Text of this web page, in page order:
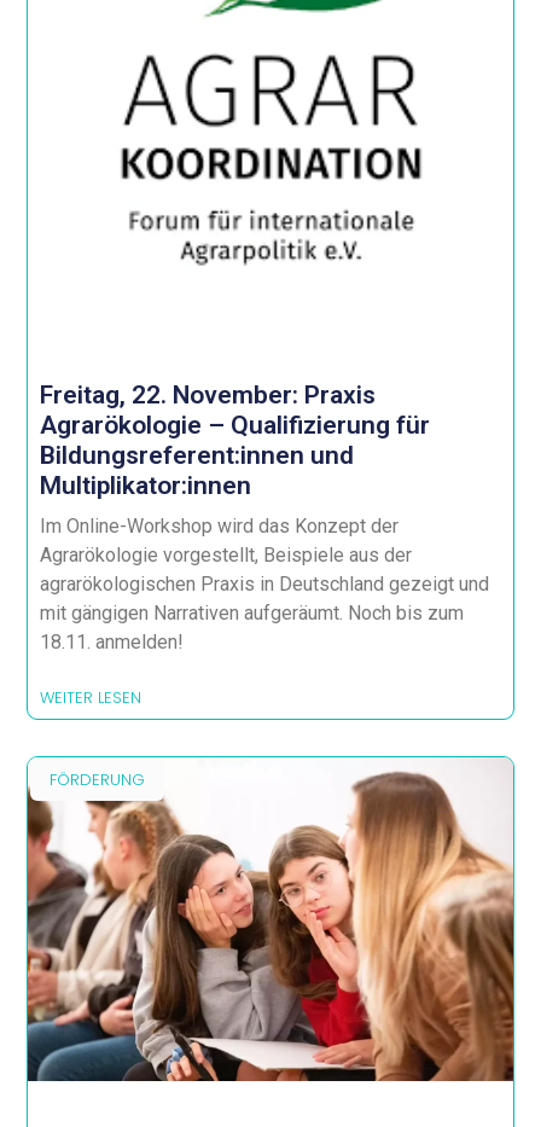
Freitag, 22. November: Praxis
Agrarökologie – Qualifizierung für
Bildungsreferent:innen und
Multiplikator:innen
Im Online-Workshop wird das Konzept der
Agrarökologie vorgestellt, Beispiele aus der
agrarökologischen Praxis in Deutschland gezeigt und
mit gängigen Narrativen aufgeräumt. Noch bis zum
18.11. anmelden!
WEITER LESEN
FÖRDERUNG